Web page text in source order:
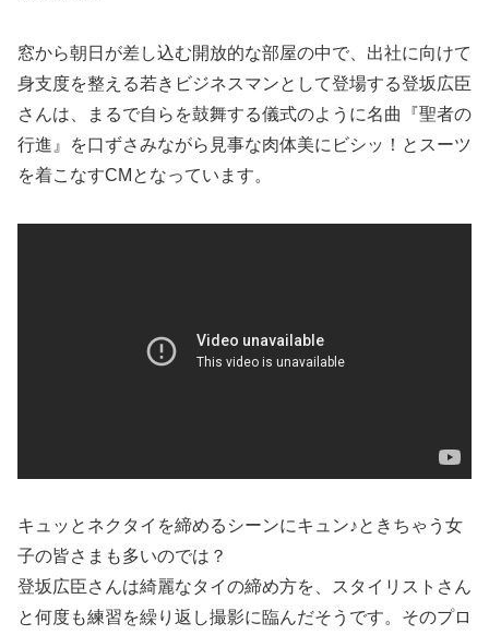
窓から朝日が差し込む開放的な部屋の中で、出社に向けて
身支度を整える若きビジネスマンとして登場する登坂広臣
さんは、まるで自らを鼓舞する儀式のように名曲『聖者の
行進』を口ずさみながら見事な肉体美にビシッ！とスーツ
を着こなすCMとなっています。
キュッとネクタイを締めるシーンにキュン♪ときちゃう女
子の皆さまも多いのでは？
登坂広臣さんは綺麗なタイの締め方を、スタイリストさん
と何度も練習を繰り返し撮影に臨んだそうです。そのプロ